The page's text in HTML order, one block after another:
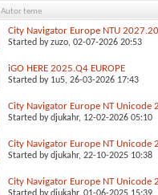
Autor teme
City Navigator Europe NTU 2027.20
Started byzuzo, 02-07-2026 20:53
iGO HERE 2025.Q4 EUROPE
Started by 1u5, 26-03-2026 17:43
City Navigator Europe NT Unicode
Started bydjukahr, 12-02-2026 05:10
City Navigator Europe NT Unicode
Started bydjukahr, 22-10-2025 10:38
City Navigator Europe NT Unicode